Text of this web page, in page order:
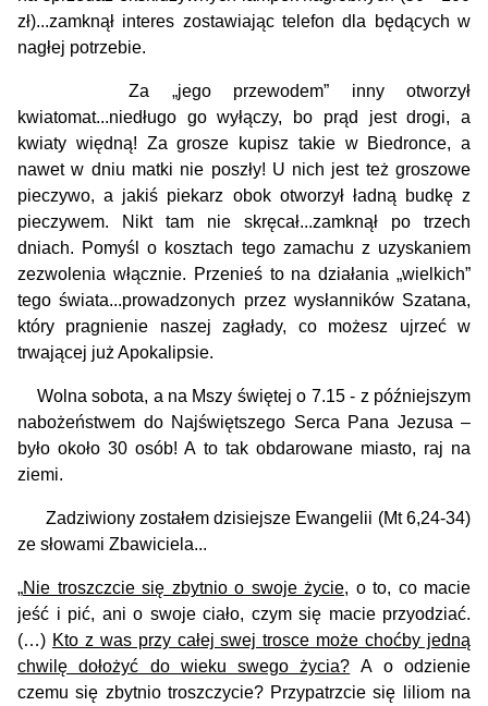
zł)...zamknął interes zostawiając telefon dla będących w
nagłej potrzebie.
Za „jego przewodem” inny otworzył
kwiatomat...niedługo go wyłączy, bo prąd jest drogi, a
kwiaty więdną! Za grosze kupisz takie w Biedronce, a
nawet w dniu matki nie poszły! U nich jest też groszowe
pieczywo, a jakiś piekarz obok otworzył ładną budkę z
pieczywem. Nikt tam nie skręcał...zamknął po trzech
dniach. Pomyśl o kosztach tego zamachu z uzyskaniem
zezwolenia włącznie. Przenieś to na działania „wielkich”
tego świata...prowadzonych przez wysłanników Szatana,
który pragnienie naszej zagłady, co możesz ujrzeć w
trwającej już Apokalipsie.
Wolna sobota, a na Mszy świętej o 7.15 - z późniejszym
nabożeństwem do Najświętszego Serca Pana Jezusa –
było około 30 osób! A to tak obdarowane miasto, raj na
ziemi.
Zadziwiony zostałem dzisiejsze Ewangelii (Mt 6,24-34)
ze słowami Zbawiciela...
„Nie troszczcie się zbytnio o swoje życie, o to, co macie
jeść i pić, ani o swoje ciało, czym się macie przyodziać.
(…) Kto z was przy całej swej trosce może choćby jedną
chwilę dołożyć do wieku swego życia? A o odzienie
czemu się zbytnio troszczycie? Przypatrzcie się liliom na